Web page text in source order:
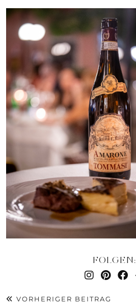
FOLGEN:
VORHERIGER BEITRAG